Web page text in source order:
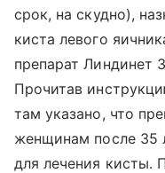
срок, на скудно),
киста левого
препарат Линдинет
Прочитав
там указано, что
женщинам после 35
для лечения кисты.